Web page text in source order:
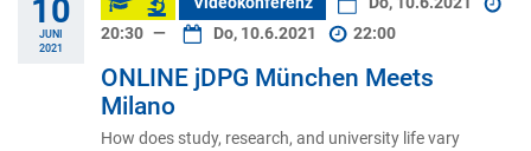
10
JUNI
2021
20:30 — Do, 10.6.2021 22:00
ONLINE jDPG München Meets
Milano
How does study, research, and university life vary